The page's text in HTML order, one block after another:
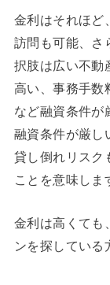
金利はそれほど
訪問も可能、さ
択肢は広い不動
高い、事務手数
など融資条件が
融資条件が厳し
貸し倒れリスク
ことを意味しま
金利は高くても
ンを探している